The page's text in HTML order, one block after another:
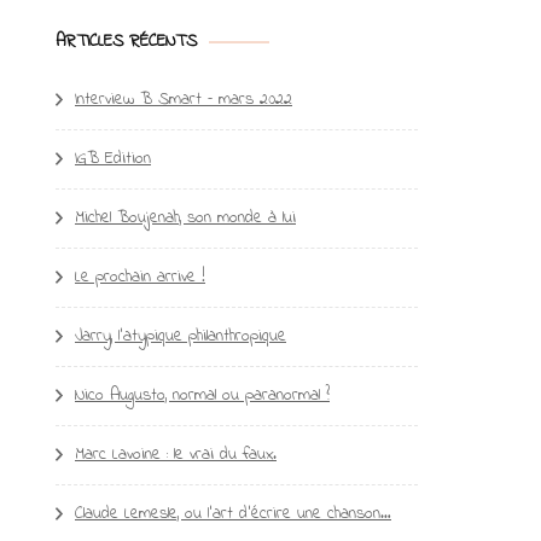
ARTICLES RÉCENTS
Interview B Smart – mars 2022
IGB Edition
Michel Boujenah, son monde à lui
Le prochain arrive !
Jarry, l’atypique philanthropique
Nico Augusto, normal ou paranormal ?
Marc Lavoine : le vrai du faux.
Claude Lemesle, ou l’art d’écrire une chanson…